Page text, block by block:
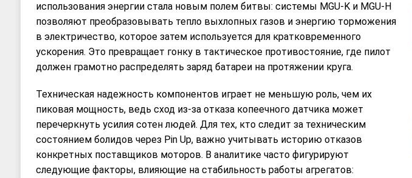
использования энергии стала новым полем битвы: системы MGU-K и MGU-H
позволяют преобразовывать тепло выхлопных газов и энергию торможения
в электричество, которое затем используется для кратковременного
ускорения. Это превращает гонку в тактическое противостояние, где пилот
должен грамотно распределять заряд батареи на протяжении круга.
Техническая надежность компонентов играет не меньшую роль, чем их
пиковая мощность, ведь сход из-за отказа копеечного датчика может
перечеркнуть усилия сотен людей. Для тех, кто следит за техническим
состоянием болидов через Pin Up, важно учитывать историю отказов
конкретных поставщиков моторов. В аналитике часто фигурируют
следующие факторы, влияющие на стабильность работы агрегатов: